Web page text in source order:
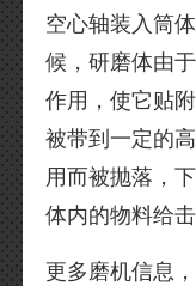
空心轴装入筒
候，研磨体由
作用，使它贴
被带到一定的
用而被抛落，
体内的物料给击
更多磨机信息